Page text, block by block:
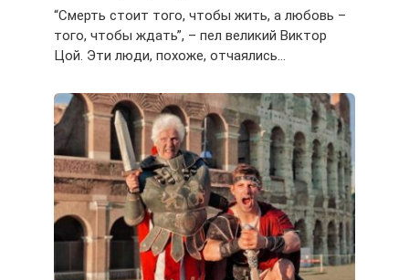
“Смерть стоит того, чтобы жить, а любовь –
того, чтобы ждать”, – пел великий Виктор
Цой. Эти люди, похоже, отчаялись…